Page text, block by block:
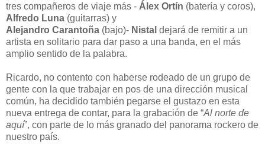
tres compañeros de viaje más - Álex Ortín (batería y coros),
Alfredo Luna (guitarras) y
Alejandro Carantoña (bajo)- Nistal dejará de remitir a un
artista en solitario para dar paso a una banda, en el más
amplio sentido de la palabra.
Ricardo, no contento con haberse rodeado de un grupo de
gente con la que trabajar en pos de una dirección musical
común, ha decidido también pegarse el gustazo en esta
nueva entrega de contar, para la grabación de “Al norte de
aquí”, con parte de lo más granado del panorama rockero de
nuestro país.